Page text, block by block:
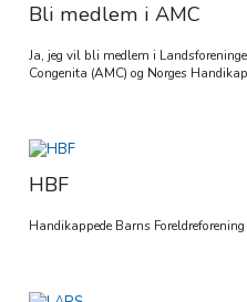
Bli medlem i AMC
Ja, jeg vil bli medlem i
Congenita (AMC) og Norges
HBF
Handikappede Barns Foreldreforening